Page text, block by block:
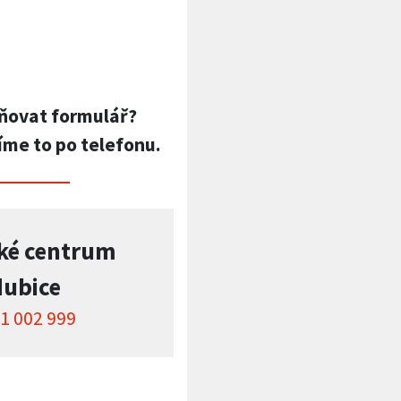
formulář?
to po telefonu.
centrum
002 999